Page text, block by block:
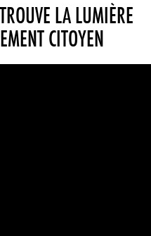
LA LUMIÈRE
CITOYEN